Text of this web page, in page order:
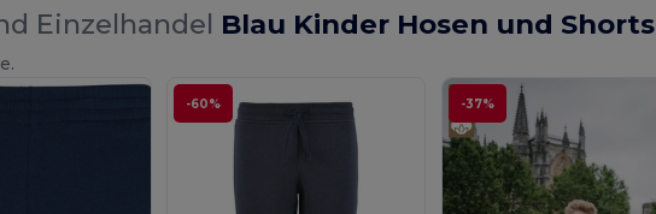
Einzelhandel Blau Kinder Hosen und Shorts
-60% -37%